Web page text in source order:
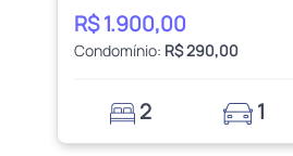
R$ 1.900,00
Condomínio: R$ 290,00
2 1